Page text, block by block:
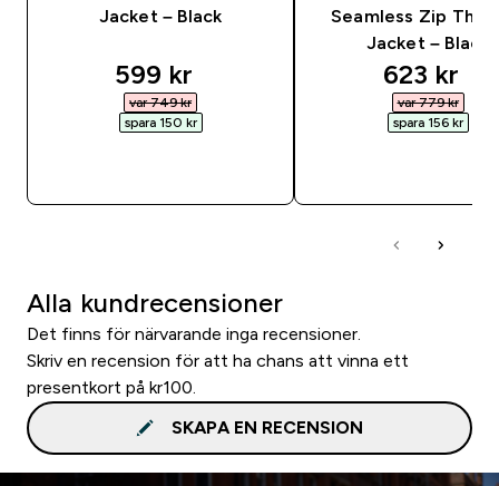
Jacket – Black
discounted price
599 kr‎
var 749 kr‎
spara 150 kr‎
Seamless Zip
Jacket – Black
623 kr‎
var 779 kr‎
spara 156 kr‎
Alla kundrecensioner
Det finns för närvarande inga recensioner.
Skriv en recension för att ha chans att vinna ett
presentkort på kr100.
SKAPA EN RECENSION